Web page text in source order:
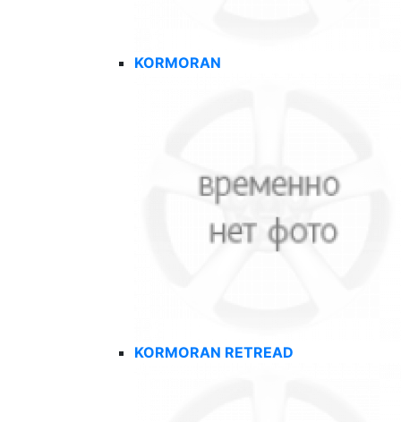
KORMORAN
KORMORAN RETREAD